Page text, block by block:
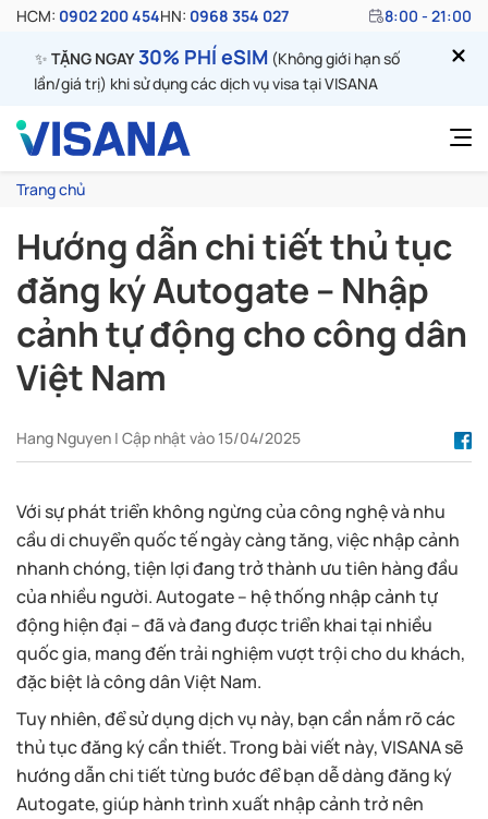
HCM: 0902 200 454HN: 0968 354 027 8:00 - 21:00
✨ TẶNG NGAY30% PHÍ eSIM (Không giới hạn số
lần/giá trị) khi sử dụng các dịch vụ visa tại VISANA
Trang chủ
Hướng dẫn chi tiết thủ tục
đăng ký Autogate – Nhập
cảnh tự động cho công dân
Việt Nam
Hang Nguyen | Cập nhật vào 15/04/2025
Với sự phát triển không ngừng của công nghệ và nhu
cầu di chuyển quốc tế ngày càng tăng, việc nhập cảnh
nhanh chóng, tiện lợi đang trở thành ưu tiên hàng đầu
của nhiều người. Autogate – hệ thống nhập cảnh tự
động hiện đại – đã và đang được triển khai tại nhiều
quốc gia, mang đến trải nghiệm vượt trội cho du khách,
đặc biệt là công dân Việt Nam.
Tuy nhiên, để sử dụng dịch vụ này, bạn cần nắm rõ các
thủ tục đăng ký cần thiết. Trong bài viết này, VISANA sẽ
hướng dẫn chi tiết từng bước để bạn dễ dàng đăng ký
Autogate, giúp hành trình xuất nhập cảnh trở nên